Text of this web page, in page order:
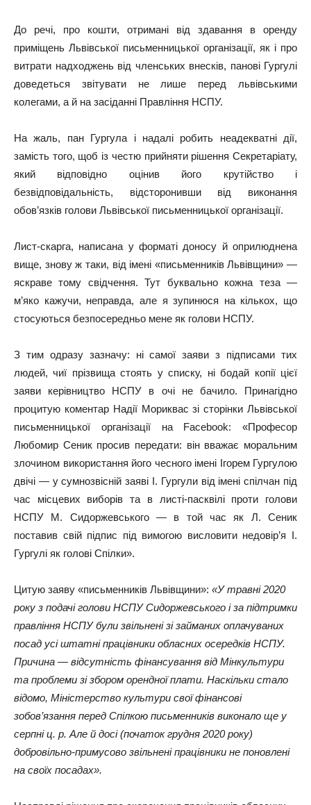
До речі, про кошти, отримані від здавання в оренду
приміщень Львівської письменницької організації, як і про
витрати надходжень від членських внесків, панові Гургулі
доведеться звітувати не лише перед львівськими
колегами, а й на засіданні Правління НСПУ.
На жаль, пан Гургула і надалі робить неадекватні дії,
замість того, щоб із честю прийняти рішення Секретаріату,
який відповідно оцінив його крутійство і
безвідповідальність, відсторонивши від виконання
обов’язків голови Львівської письменницької організації.
Лист-скарга, написана у форматі доносу й оприлюднена
вище, знову ж таки, від імені «письменників Львівщини» —
яскраве тому свідчення. Тут буквально кожна теза —
м’яко кажучи, неправда, але я зупинюся на кількох, що
стосуються безпосередньо мене як голови НСПУ.
З тим одразу зазначу: ні самої заяви з підписами тих
людей, чиї прізвища стоять у списку, ні бодай копії цієї
заяви керівництво НСПУ в очі не бачило. Принагідно
процитую коментар Надії Мориквас зі сторінки Львівської
письменницької організації на Facebook: «Професор
Любомир Сеник просив передати: він вважає моральним
злочином використання його чесного імені Ігорем Гургулою
двічі — у сумнозвісній заяві І. Гургули від імені спілчан під
час місцевих виборів та в листі-пасквілі проти голови
НСПУ М. Сидоржевського — в той час як Л. Сеник
поставив свій підпис під вимогою висловити недовір’я І.
Гургулі як голові Спілки».
Цитую заяву «письменників Львівщини»: «У травні 2020
року з подачі голови НСПУ Сидоржевського і за підтримки
правління НСПУ були звільнені зі займаних оплачуваних
посад усі штатні працівники обласних осередків НСПУ.
Причина — відсутність фінансування від Мінкультури
та проблеми зі збором орендної плати. Наскільки стало
відомо, Міністерство культури свої фінансові
зобов’язання перед Спілкою письменників виконало ще у
серпні ц. р. Але й досі (початок грудня 2020 року)
добровільно-примусово звільнені працівники не поновлені
на своїх посадах».